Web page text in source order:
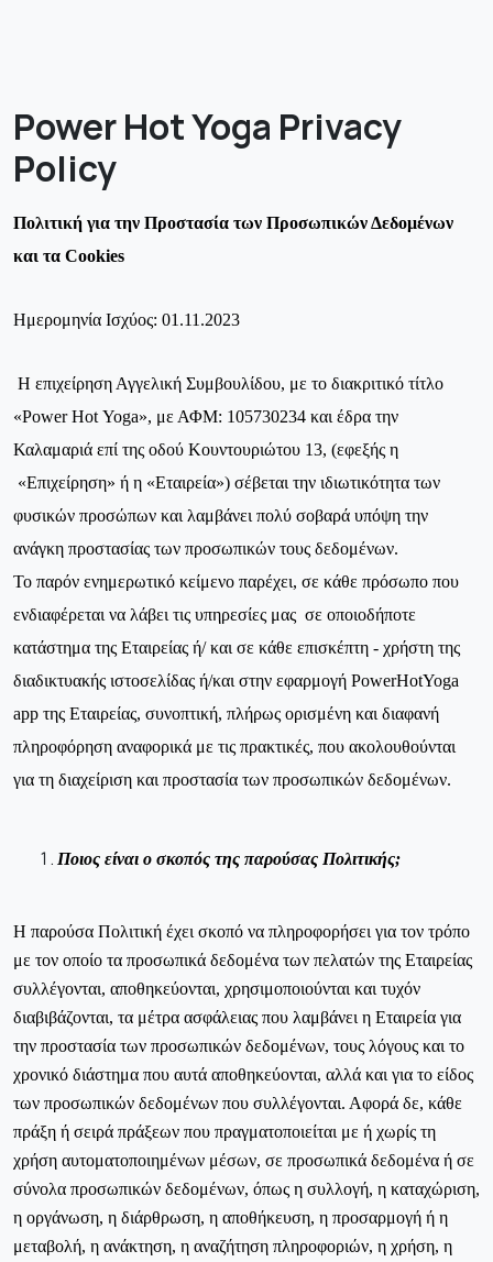
Power Hot Yoga Privacy
Policy
Πολιτική για την Προστασία των Προσωπικών Δεδομένων
και τα Cookies
Ημερομηνία Ισχύος: 01.11.2023
Η επιχείρηση Αγγελική Συμβουλίδου, με το διακριτικό τίτλο
«Power Hot Yoga», με ΑΦΜ: 105730234 και έδρα την
Καλαμαριά επί της οδού Κουντουριώτου 13, (εφεξής η
«Επιχείρηση» ή η «Εταιρεία») σέβεται την ιδιωτικότητα των
φυσικών προσώπων και λαμβάνει πολύ σοβαρά υπόψη την
ανάγκη προστασίας των προσωπικών τους δεδομένων.
Το παρόν ενημερωτικό κείμενο παρέχει, σε κάθε πρόσωπο που
ενδιαφέρεται να λάβει τις υπηρεσίες μας σε οποιοδήποτε
κατάστημα της Εταιρείας ή/ και σε κάθε επισκέπτη - χρήστη της
διαδικτυακής ιστοσελίδας ή/και στην εφαρμογή PowerHotYoga
app της Εταιρείας, συνοπτική, πλήρως ορισμένη και διαφανή
πληροφόρηση αναφορικά με τις πρακτικές, που ακολουθούνται
για τη διαχείριση και προστασία των προσωπικών δεδομένων.
Ποιος είναι ο σκοπός της παρούσας Πολιτικής;
Η παρούσα Πολιτική έχει σκοπό να πληροφορήσει για τον τρόπο
με τον οποίο τα προσωπικά δεδομένα των πελατών της Εταιρείας
συλλέγονται, αποθηκεύονται, χρησιμοποιούνται και τυχόν
διαβιβάζονται, τα μέτρα ασφάλειας που λαμβάνει η Εταιρεία για
την προστασία των προσωπικών δεδομένων, τους λόγους και το
χρονικό διάστημα που αυτά αποθηκεύονται, αλλά και για το είδος
των προσωπικών δεδομένων που συλλέγονται. Αφορά δε, κάθε
πράξη ή σειρά πράξεων που πραγματοποιείται με ή χωρίς τη
χρήση αυτοματοποιημένων μέσων, σε προσωπικά δεδομένα ή σε
σύνολα προσωπικών δεδομένων, όπως η συλλογή, η καταχώριση,
η οργάνωση, η διάρθρωση, η αποθήκευση, η προσαρμογή ή η
μεταβολή, η ανάκτηση, η αναζήτηση πληροφοριών, η χρήση, η